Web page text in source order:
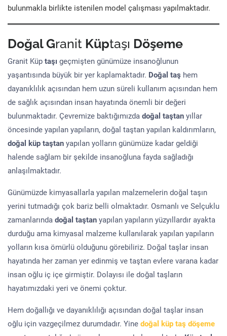
bulunmakla birlikte istenilen model çalışması yapılmaktadır.
Doğal Granit Küptaşı Döşeme
Granit Küp taşı geçmişten günümüze insanoğlunun
yaşantısında büyük bir yer kaplamaktadır. Doğal taş hem
dayanıklılık açısından hem uzun süreli kullanım açısından hem
de sağlık açısından insan hayatında önemli bir değeri
bulunmaktadır. Çevremize baktığımızda doğal taştan yıllar
öncesinde yapılan yapıların, doğal taştan yapılan kaldırımların,
doğal küp taştan yapılan yolların günümüze kadar geldiği
halende sağlam bir şekilde insanoğluna fayda sağladığı
anlaşılmaktadır.
Günümüzde kimyasallarla yapılan malzemelerin doğal taşın
yerini tutmadığı çok bariz belli olmaktadır. Osmanlı ve Selçuklu
zamanlarında doğal taştan yapılan yapıların yüzyıllardır ayakta
durduğu ama kimyasal malzeme kullanılarak yapılan yapıların
yolların kısa ömürlü olduğunu görebiliriz. Doğal taşlar insan
hayatında her zaman yer edinmiş ve taştan evlere varana kadar
insan oğlu iç içe girmiştir. Dolayısı ile doğal taşların
hayatımızdaki yeri ve önemi çoktur.
Hem doğallığı ve dayanıklılığı açısından doğal taşlar insan
oğlu için vazgeçilmez durumdadır. Yine doğal küp taş döşeme